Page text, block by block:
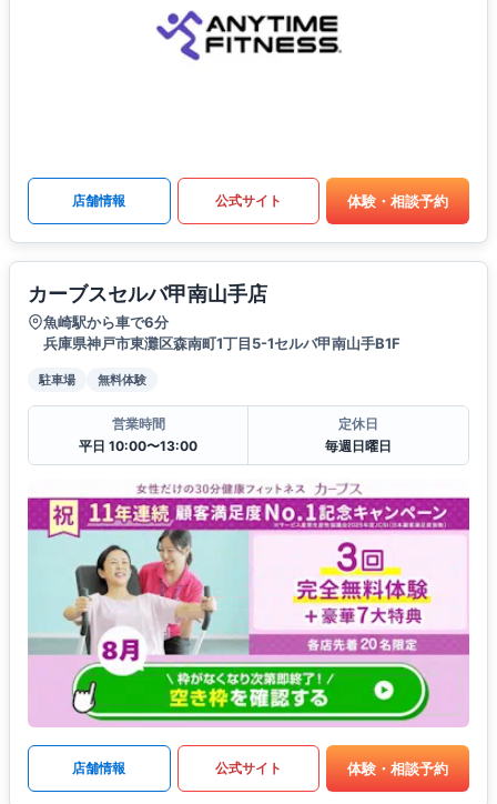
店舗情報 公式サイト 体験・相談予約
カーブスセルバ甲南山手店
魚崎駅から車で6分
兵庫県神戸市東灘区森南町1丁目5-1セルバ甲南山手B1F
駐車場 無料体験
営業時間
平日 10:00〜13:00
定休日
毎週日曜日
店舗情報 公式サイト 体験・相談予約